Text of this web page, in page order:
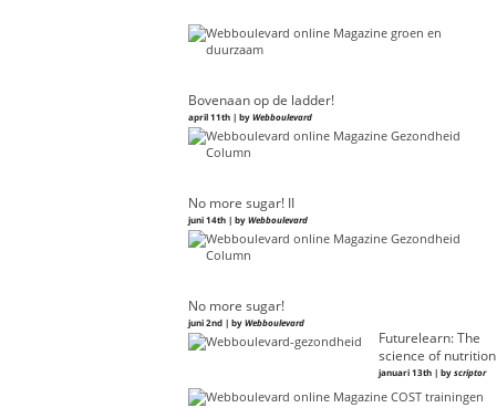
Bovenaan op de ladder!
april 11th | byWebboulevard
No more sugar! II
juni 14th | byWebboulevard
No more sugar!
juni 2nd | byWebboulevard
Futurelearn: The
science of nutrition
januari 13th | byscriptor